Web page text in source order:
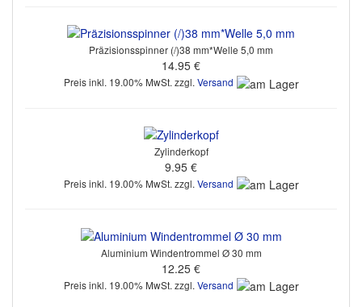
Präzisionsspinner (/)38 mm*Welle 5,0 mm
14.95 €
Preis inkl. 19.00% MwSt. zzgl. Versand
Zylinderkopf
9.95 €
Preis inkl. 19.00% MwSt. zzgl. Versand
Aluminium Windentrommel Ø 30 mm
12.25 €
Preis inkl. 19.00% MwSt. zzgl. Versand